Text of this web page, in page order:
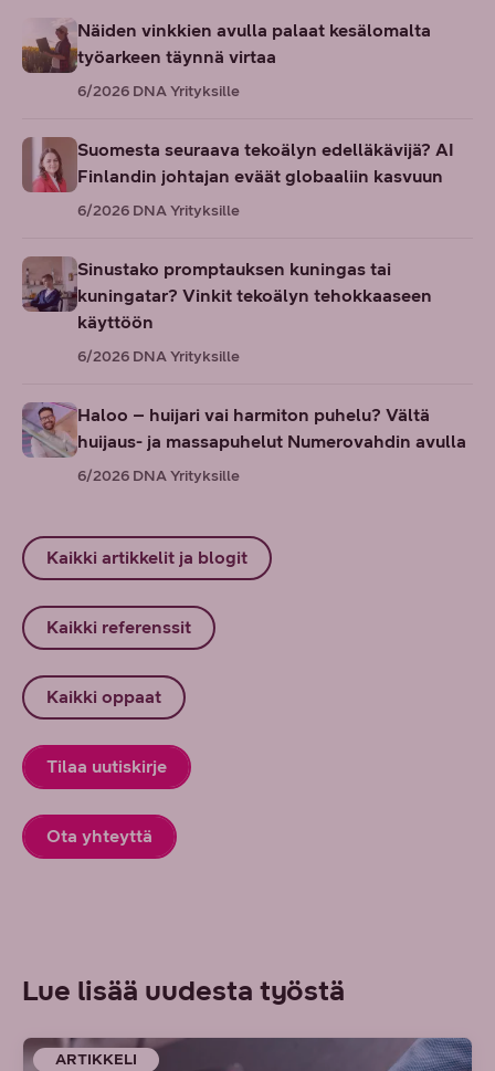
Näiden vinkkien avulla palaat kesälomalta
työarkeen täynnä virtaa
6/2026 DNA Yrityksille
Suomesta seuraava tekoälyn edelläkävijä? AI
Finlandin johtajan eväät globaaliin kasvuun
6/2026 DNA Yrityksille
Sinustako promptauksen kuningas tai
kuningatar? Vinkit tekoälyn tehokkaaseen
käyttöön
6/2026 DNA Yrityksille
Haloo – huijari vai harmiton puhelu? Vältä
huijaus- ja massapuhelut Numerovahdin avulla
6/2026 DNA Yrityksille
Kaikki artikkelit ja blogit
Kaikki referenssit
Kaikki oppaat
Tilaa uutiskirje
Ota yhteyttä
Lue lisää uudesta työstä
ARTIKKELI